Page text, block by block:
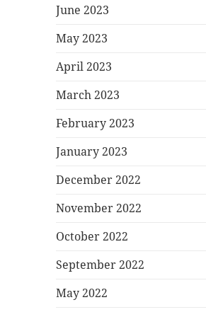
June 2023
May 2023
April 2023
March 2023
February 2023
January 2023
December 2022
November 2022
October 2022
September 2022
May 2022